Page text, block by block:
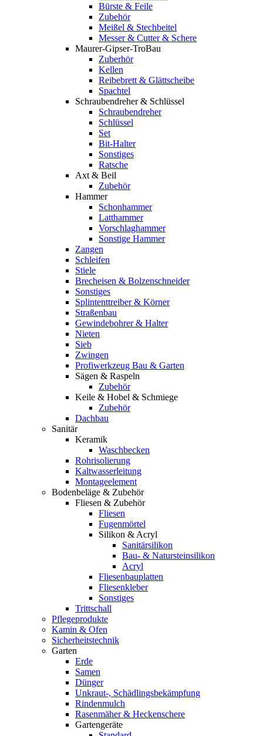
Bürste & Feile
Zubehör
Meißel & Stechbeitel
Messer & Cutter & Schere
Maurer-Gipser-TroBau
Zuberhör
Kellen
Reibebrett & Glättscheibe
Spachtel
Schraubendreher & Schlüssel
Schraubendreher
Schlüssel
Set
Bit-Halter
Sonstiges
Ratsche
Axt & Beil
Zubehör
Hammer
Schonhammer
Latthammer
Vorschlaghammer
Sonstige Hammer
Zangen
Schleifen
Stiele
Brecheisen & Bolzenschneider
Sonstiges
Splintenttreiber & Körner
Straßenbau
Gewindebohrer & Halter
Nieten
Sieb
Zwingen
Profiwerkzeug Bau & Garten
Sägen & Raspeln
Zubehör
Keile & Hobel & Schmiege
Zubehör
Dachbau
Sanitär
Keramik
Waschbecken
Rohrisolierung
Kaltwasserleitung
Montageelement
Bodenbeläge & Zubehör
Fliesen & Zubehör
Fliesen
Fugenmörtel
Silikon & Acryl
Sanitärsilikon
Bau- & Natursteinsilikon
Acryl
Fliesenbauplatten
Fliesenkleber
Sonstiges
Trittschall
Pflegeprodukte
Kamin & Ofen
Sicherheitstechnik
Garten
Erde
Samen
Dünger
Unkraut-, Schädlingsbekämpfung
Rindenmulch
Rasenmäher & Heckenschere
Gartengeräte